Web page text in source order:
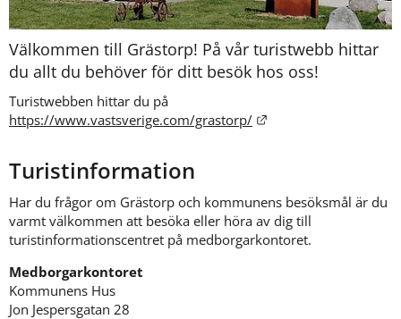
Välkommen till Grästorp! På vår turistwebb hittar
du allt du behöver för ditt besök hos oss!
https://www.vastsverige.com/grastorp/
Länk till annan
Turistinformation
Har du frågor om Grästorp och kommunens besöksmål är du
varmt välkommen att besöka eller höra av dig till
turistinformationscentret på medborgarkontoret.
Medborgarkontoret
Kommunens Hus
Jon Jespersgatan 28